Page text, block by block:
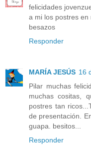
felicidades
a mi los postres
besazos
Responder
MARÍA JESÚS 16
Pilar muchas
muchas cositas,
postres tan
de presentación.
guapa. besitos...
Responder